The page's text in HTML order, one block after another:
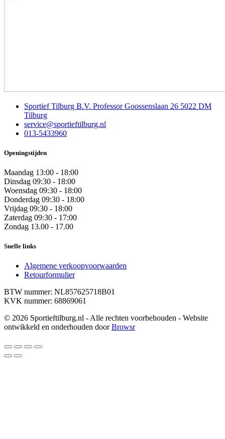
Sportief Tilburg B.V. Professor Goossenslaan 26 5022 DM
Tilburg
service@sportieftilburg.nl
013-5433960
Openingstijden
Maandag 13:00 - 18:00
Dinsdag 09:30 - 18:00
Woensdag 09:30 - 18:00
Donderdag 09:30 - 18:00
Vrijdag 09:30 - 18:00
Zaterdag 09:30 - 17:00
Zondag 13.00 - 17.00
Snelle links
Algemene verkoopvoorwaarden
Retourformulier
BTW nummer: NL857625718B01
KVK nummer: 68869061
© 2026 Sportieftilburg.nl - Alle rechten voorbehouden - Website
ontwikkeld en onderhouden doorBrowsr